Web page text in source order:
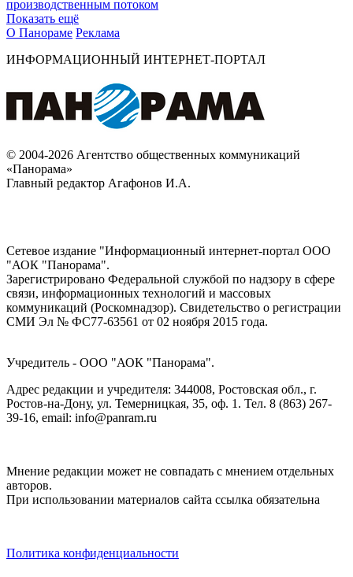
производственным потоком
Показать ещё
О Панораме Реклама
ИНФОРМАЦИОННЫЙ ИНТЕРНЕТ-ПОРТАЛ
© 2004-2026 Агентство общественных коммуникаций
«Панорама»
Главный редактор Агафонов И.А.
Сетевое издание "Информационный интернет-портал ООО
"АОК "Панорама".
Зарегистрировано Федеральной службой по надзору в сфере
связи, информационных технологий и массовых
коммуникаций (Роскомнадзор). Cвидетельство о регистрации
СМИ Эл № ФС77-63561 от 02 ноября 2015 года.
Учредитель - ООО "АОК "Панорама".
Адрес редакции и учредителя: 344008, Ростовская обл., г.
Ростов-на-Дону, ул. Темерницкая, 35, оф. 1. Тел. 8 (863) 267-
39-16, email: info@panram.ru
Мнение редакции может не совпадать с мнением отдельных
авторов.
При использовании материалов сайта ссылка обязательна
Политика конфиденциальности